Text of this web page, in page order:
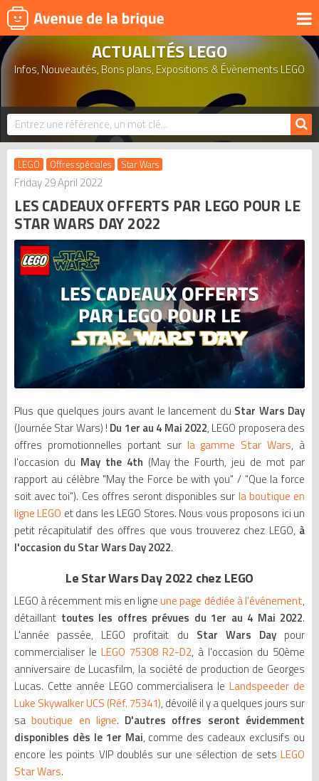
UNIVERS
PRODUITS DÉRIVÉS
NOUVEAUTÉS
LEGO 2026
BONS PLANS
ASSOCIATIONS DE FANS
EXPOSITIONS LEGO
LEGO LES PLUS CHERS
DERNIERS LEGO AJOUTÉS
ACTUALITÉS LEGO
Infos, Nouveautés, Bons plans, Expositions & Évènements LEGO
LEGO Offres spéciales Star Wars
Friday 29 April 2022
LES CADEAUX OFFERTS PAR LEGO POUR LE
STAR WARS DAY 2022
Plus que quelques jours avant le lancement du Star Wars Day
(Journée Star Wars) ! Du 1er au 4 Mai 2022, LEGO proposera des
offres promotionnelles portant sur la gamme Star Wars, à
l'occasion du May the 4th (May the Fourth, jeu de mot par
rapport au célèbre "May the Force be with you" / "Que la force
soit avec toi"). Ces offres seront disponibles sur la boutique en
ligne LEGO et dans les LEGO Stores. Nous vous proposons ici un
petit récapitulatif des offres que vous trouverez chez LEGO, à
l'occasion du Star Wars Day 2022.
Le Star Wars Day 2022 chez LEGO
LEGO à récemment mis en ligneune page dédiée à l'événement,
détaillant toutes les offres prévues du 1er au 4 Mai 2022.
L'année passée, LEGO profitait du Star Wars Daypour
commercialiser le LEGO 75308 R2-D2, à l'occasion du 50ème
anniversaire de Lucasfilm, la société de production de Georges
Lucas. Cette année LEGO commercialisera leLandspeeder de
Luke Skywalker UCS (Réf. 75341), dévoilé il y a quelques jours sur
saboutique en ligne. D'autres offres seront évidemment
disponibles dès le 1er Mai, comme des cadeaux exclusifs ou
encore les points VIP doublés sur une sélection de sets LEGO
Star Wars.